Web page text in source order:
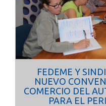
FEDEME Y
NUEVO
COMERCIO DEL
PARA EL